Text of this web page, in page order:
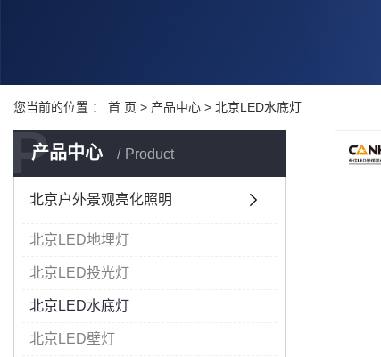
您当前的位置 ： 首 页 > 产品中心 > 北京LED水底灯
产品中心 Product
P
北京户外景观亮化照明
北京LED地埋灯
北京LED投光灯
北京LED水底灯
北京LED壁灯